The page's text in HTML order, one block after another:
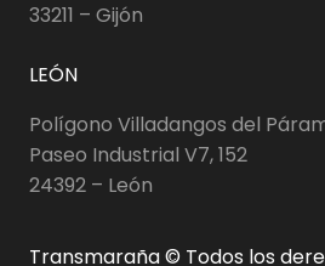
33211 – Gijón
LEÓN
Polígono Villadangos del
Paseo Industrial V7, 152
24392 – León
Transmaraña © Todos los